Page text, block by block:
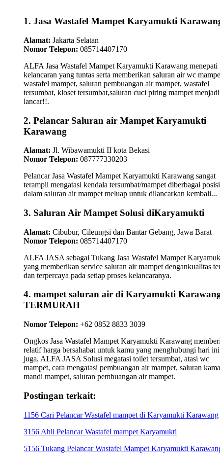
1. Jasa Wastafel Mampet Karyamukti
Alamat: Jakarta Selatan
Nomor Telepon: 085714407170
ALFA Jasa Wastafel Mampet Karyamukti Karawang menepati
kelancaran yang tuntas serta memberikan saluran air wc
wastafel mampet, saluran pembuangan air mampet, wastafel
tersumbat, kloset tersumbat,saluran cuci piring mampet menjadi
lancar!!.
2. Pelancar Saluran air Mampet Karyamukti
Karawang
Alamat: Jl. Wibawamukti II kota Bekasi
Nomor Telepon: 087777330203
Pelancar Jasa Wastafel Mampet Karyamukti Karawang sangat
terampil mengatasi kendala tersumbat/mampet diberbagai
dalam saluran air mampet meluap untuk dilancarkan kembali...
3. Saluran Air Mampet Solusi diKaryamukti
Alamat: Cibubur, Cileungsi dan Bantar Gebang, Jawa Barat
Nomor Telepon: 085714407170
ALFA JASA sebagai Tukang Jasa Wastafel Mampet
yang memberikan service saluran air mampet dengankualitas
dan terpercaya pada setiap proses kelancaranya.
4. mampet saluran air di Karyamukti
TERMURAH
Nomor Telepon: +62 0852 8833 3039
Ongkos Jasa Wastafel Mampet Karyamukti Karawang
relatif harga bersahabat untuk kamu yang menghubungi hari ini
juga, ALFA JASA Solusi megatasi toilet tersumbat, atasi wc
mampet, cara mengatasi pembuangan air mampet, saluran
mandi mampet, saluran pembuangan air mampet.
Postingan terkait:
1156 Cari Pelancar Wastafel mampet di Karyamukti Karawang
3156 Ahli Pelancar Wastafel mampet Karyamukti
5156 Tukang Pelancar Wastafel Mampet Karyamukti